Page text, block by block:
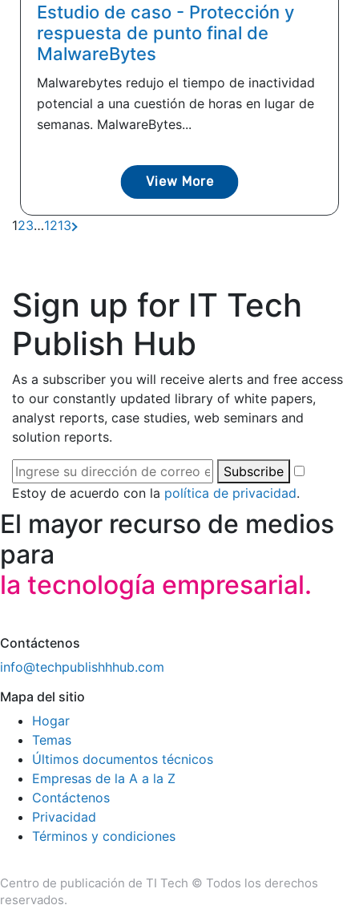
Estudio de caso - Protección y
respuesta de punto final de
MalwareBytes
Malwarebytes redujo el tiempo de inactividad
potencial a una cuestión de horas en lugar de
semanas. MalwareBytes...
View More
123…1213
Sign up for IT Tech
Publish Hub
As a subscriber you will receive alerts and free access
to our constantly updated library of white papers,
analyst reports, case studies, web seminars and
solution reports.
Subscribe
Estoy de acuerdo con la política de privacidad.
El mayor recurso de medios
para
la tecnología empresarial.
Contáctenos
info@techpublishhhub.com
Mapa del sitio
Hogar
Temas
Últimos documentos técnicos
Empresas de la A a la Z
Contáctenos
Privacidad
Términos y condiciones
Centro de publicación de TI Tech © Todos los derechos
reservados.